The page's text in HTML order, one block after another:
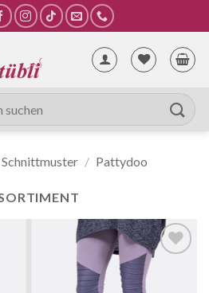
Schnittmuster / Pattydoo
Auf die
Wunschliste